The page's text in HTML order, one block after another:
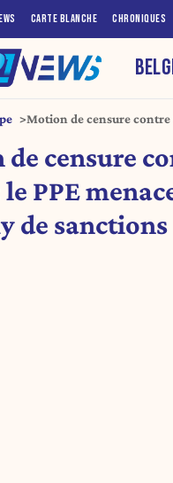
CARTE BLANCHE CHRONIQUES
Motion de censure contre
censure
le PPE
de sanctions